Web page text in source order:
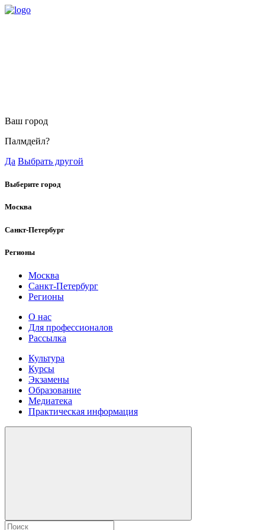
Ваш город
Палмдейл?
Да Выбрать другой
Выберите город
Москва
Санкт-Петербург
Регионы
Москва
Санкт-Петербург
Регионы
О нас
Для профессионалов
Рассылка
Культура
Курсы
Экзамены
Образование
Медиатека
Практическая информация